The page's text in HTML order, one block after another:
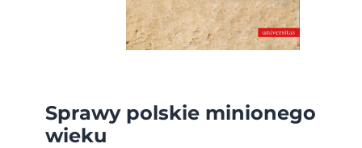
Sprawy polskie minionego
wieku